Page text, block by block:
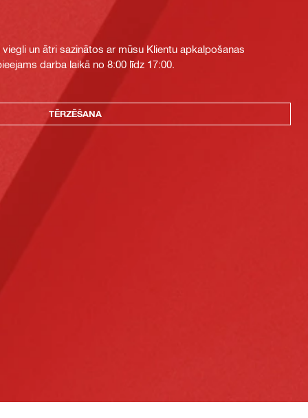
un ātri sazinātos ar mūsu Klientu apkalpošanas
darba laikā no 8:00 līdz 17:00.
TĒRZĒŠANA